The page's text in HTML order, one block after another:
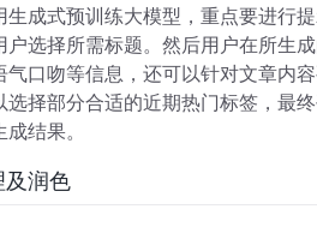
生成式预训练大模型，重点要进行
户选择所需标题。然后用户在所生
气口吻等信息，还可以针对文章内
择部分合适的近期热门标签，最
结果。
及润色